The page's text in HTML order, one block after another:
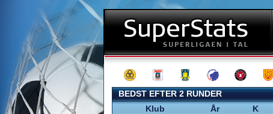
BEDST EFTER 2 RUNDER
Klub
År K